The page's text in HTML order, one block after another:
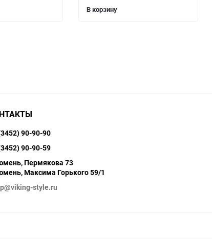
В корзину
90-90-90
90-90-59
Пермякова 73
Максима Горького 59/1
style.ru